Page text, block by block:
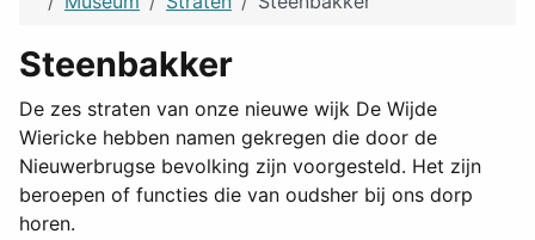
Steenbakker
De zes straten van onze nieuwe wijk De Wijde
Wiericke hebben namen gekregen die door de
Nieuwerbrugse bevolking zijn voorgesteld. Het zijn
beroepen of functies die van oudsher bij ons dorp
horen.